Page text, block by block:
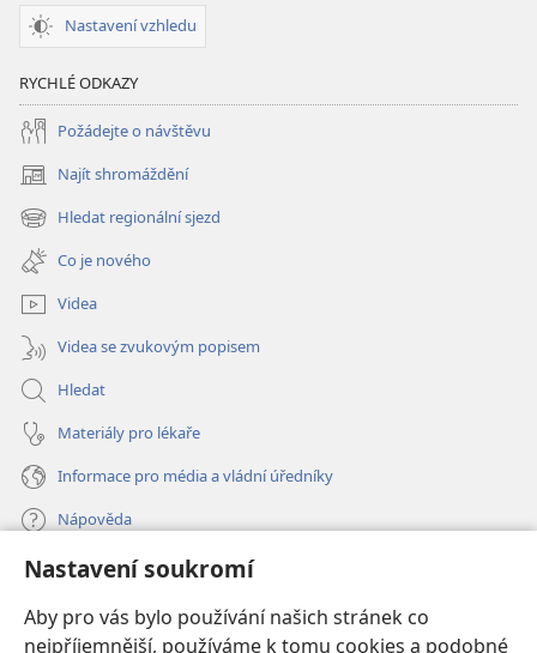
Nastavení soukromí
Aby pro vás bylo používání našich stránek co
nejpříjemnější, používáme k tomu cookies a podobné
Nastavení vzhledu
RYCHLÉ ODKAZY
Požádejte o návštěvu
Najít shromáždění
(otevřeno
nové
okno)
Hledat regionální sjezd
(otevřeno
nové
okno)
Co je nového
Videa
Videa se zvukovým popisem
Hledat
Materiály pro lékaře
Informace pro média a vládní úředníky
Nápověda
Dary
nové
okno) ONLINE KNIHOVNA Strážné věže